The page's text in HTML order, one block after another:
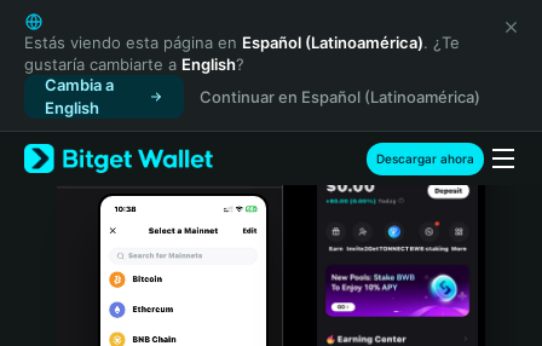
English
日本語
Tiếng Việt
Русский
Español (Latinoamérica)
Türkçe
Italiano
Português (Portugal)
Estás viendo esta página en Español (Latinoamérica). ¿Te
gustaría cambiarte a English?
Cambia a
English
Continuar en Español (Latinoamérica)
Descargar ahora